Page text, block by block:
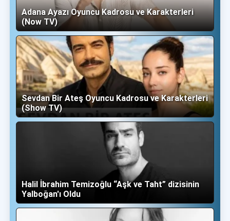
Adana Ayazı Oyuncu Kadrosu ve Karakterleri
(Now TV)
Sevdan Bir Ateş Oyuncu Kadrosu ve Karakterleri
(Show TV)
Halil İbrahim Temizoğlu “Aşk ve Taht” dizisinin
Yalboğan'ı Oldu